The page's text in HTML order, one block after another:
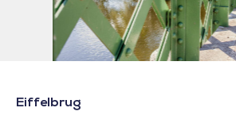
Eiffelbrug